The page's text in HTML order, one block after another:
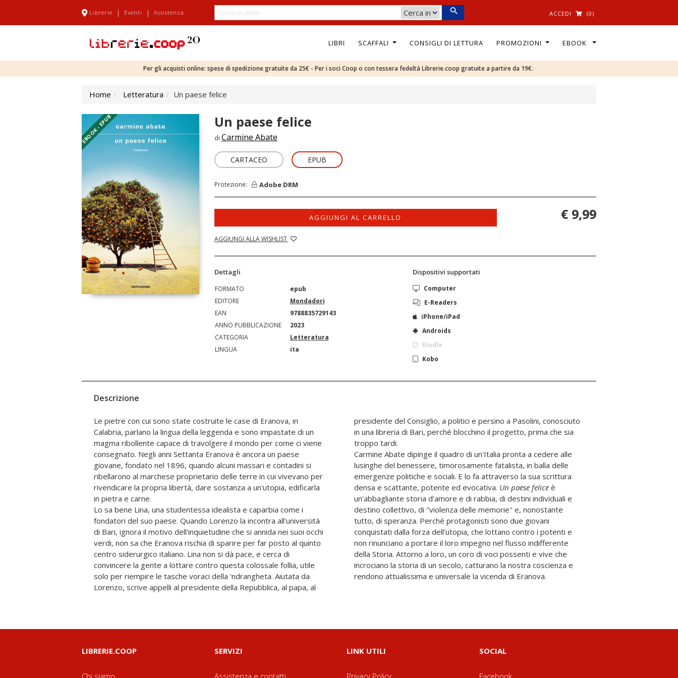
Librerie | Eventi | Assistenza ACCEDI (0)
LIBRI SCAFFALI CONSIGLI DI LETTURA PROMOZIONI EBOOK
Per gli acquisti online: spese di spedizione gratuite da 25€ - Per i soci Coop o con tessera fedeltà Librerie.coop gratuite a partire da 19€.
Home Letteratura Un paese felice
EBOOK - EPUB Un paese felice
di Carmine Abate
CARTACEO EPUB
Protezione: Adobe DRM
AGGIUNGI AL CARRELLO
AGGIUNGI ALLA WISHLIST
€ 9,99
Dettagli
FORMATO
epub
EDITORE
Mondadori
EAN
9788835729143
ANNO PUBBLICAZIONE
2023
CATEGORIA
Letteratura
LINGUA
ita
Dispositivi supportati
Computer
E-Readers
iPhone/iPad
Androids
Kindle
Kobo
Descrizione
Le pietre con cui sono state costruite le case di Eranova, in
Calabria, parlano la lingua della leggenda e sono impastate di un
magma ribollente capace di travolgere il mondo per come ci viene
consegnato. Negli anni Settanta Eranova è ancora un paese
giovane, fondato nel 1896, quando alcuni massari e contadini si
ribellarono al marchese proprietario delle terre in cui vivevano per
rivendicare la propria libertà, dare sostanza a un'utopia, edificarla
in pietra e carne.
Lo sa bene Lina, una studentessa idealista e caparbia come i
fondatori del suo paese. Quando Lorenzo la incontra all'università
di Bari, ignora il motivo dell'inquietudine che si annida nei suoi occhi
verdi, non sa che Eranova rischia di sparire per far posto al quinto
centro siderurgico italiano. Lina non si dà pace, e cerca di
convincere la gente a lottare contro questa colossale follia, utile
solo per riempire le tasche voraci della 'ndrangheta. Aiutata da
Lorenzo, scrive appelli al presidente della Repubblica, al papa, al
presidente del Consiglio, a politici e persino a Pasolini, conosciuto
in una libreria di Bari, perché blocchino il progetto, prima che sia
troppo tardi.
Carmine Abate dipinge il quadro di un'Italia pronta a cedere alle
lusinghe del benessere, timorosamente fatalista, in balìa delle
emergenze politiche e sociali. E lo fa attraverso la sua scrittura
densa e scattante, potente ed evocativa. Un paese felice è
un'abbagliante storia d'amore e di rabbia, di destini individuali e
destino collettivo, di "violenza delle memorie" e, nonostante
tutto, di speranza. Perché protagonisti sono due giovani
conquistati dalla forza dell'utopia, che lottano contro i potenti e
non rinunciano a portare il loro impegno nel flusso indifferente
della Storia. Attorno a loro, un coro di voci possenti e vive che
incrociano la storia di un secolo, catturano la nostra coscienza e
rendono attualissima e universale la vicenda di Eranova.
LIBRERIE.COOP
Chi siamo
SERVIZI
Assistenza e contatti
LINK UTILI
Privacy Policy
SOCIAL
Facebook